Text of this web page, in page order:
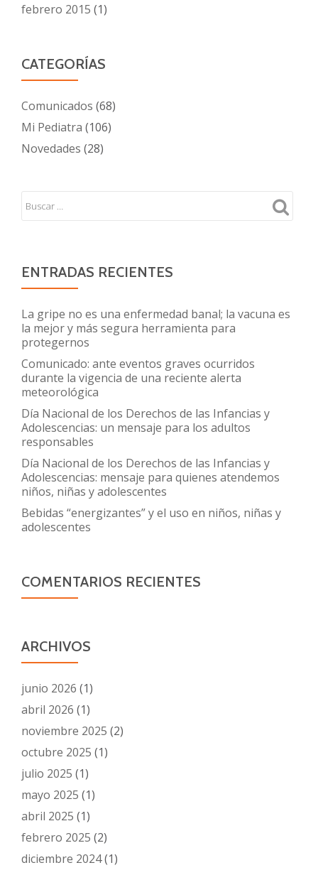
febrero 2015 (1)
CATEGORÍAS
Comunicados (68)
Mi Pediatra (106)
Novedades (28)
ENTRADAS RECIENTES
La gripe no es una enfermedad banal; la vacuna es
la mejor y más segura herramienta para
protegernos
Comunicado: ante eventos graves ocurridos
durante la vigencia de una reciente alerta
meteorológica
Día Nacional de los Derechos de las Infancias y
Adolescencias: un mensaje para los adultos
responsables
Día Nacional de los Derechos de las Infancias y
Adolescencias: mensaje para quienes atendemos
niños, niñas y adolescentes
Bebidas “energizantes” y el uso en niños, niñas y
adolescentes
COMENTARIOS RECIENTES
ARCHIVOS
junio 2026 (1)
abril 2026 (1)
noviembre 2025 (2)
octubre 2025 (1)
julio 2025 (1)
mayo 2025 (1)
abril 2025 (1)
febrero 2025 (2)
diciembre 2024(1)